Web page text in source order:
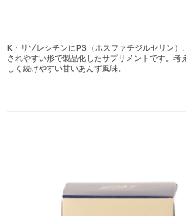
K・リゾレシチンにPS（ホスファチジルセリン
されやすい形で製品化したサプリメントです。
しく続けやすい甘いあんず風味。